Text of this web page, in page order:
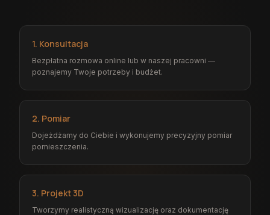
1. Konsultacja
Bezpłatna rozmowa online lub w naszej pracowni —
poznajemy Twoje potrzeby i budżet.
2. Pomiar
Dojeżdżamy do Ciebie i wykonujemy precyzyjny pomiar
pomieszczenia.
3. Projekt 3D
Tworzymy realistyczną wizualizację oraz dokumentację